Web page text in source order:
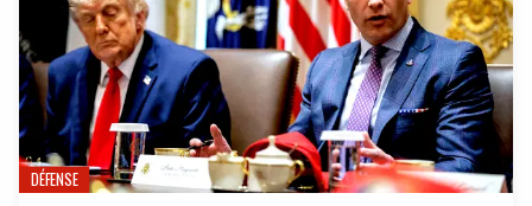
DÉFENSE